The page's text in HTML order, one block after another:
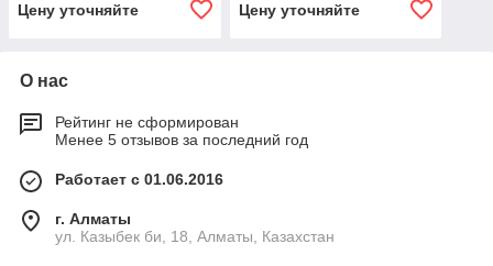
Цену уточняйте
Цену уточняйте
О нас
Рейтинг не сформирован
Менее 5 отзывов за последний год
Работает с 01.06.2016
г. Алматы
ул. Казыбек би, 18, Алматы, Казахстан